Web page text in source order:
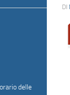
DI
delle